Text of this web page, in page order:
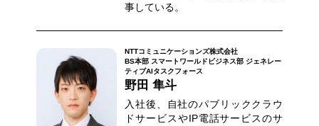
事している。
NTTコミュニケーションズ株式会社
BS本部 スマートワールドビジネス部 ジェネレー
ティブAIタスクフォース
野田 隼斗
入社後、自社のパブリッククラウ
ドサービスやIP電話サービスのサ